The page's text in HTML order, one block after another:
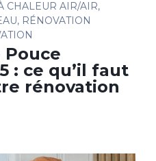
CHALEUR AIR/AIR,
, RÉNOVATION
Pouce
: ce qu’il faut
rénovation